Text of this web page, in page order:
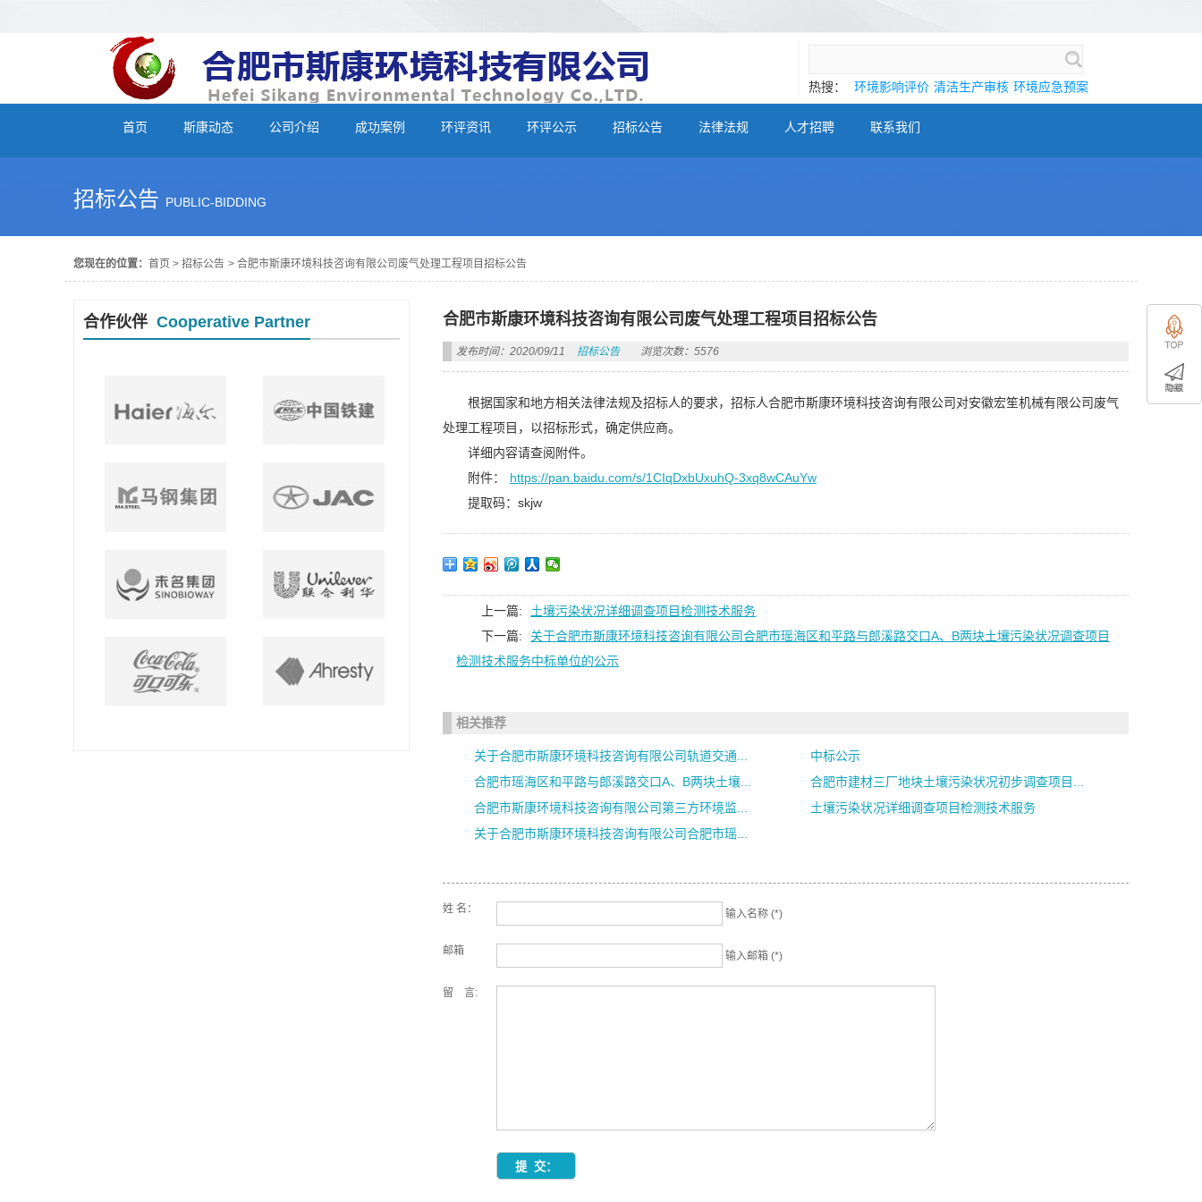
热搜： 环境影响评价 清洁生产审核 环境应急预案
首页 斯康动态 公司介绍 成功案例 环评资讯 环评公示 招标公告 法律法规 人才招聘 联系我们
招标公告 PUBLIC-BIDDING
您现在的位置： 首页 > 招标公告 > 合肥市斯康环境科技咨询有限公司废气处理工程项目招标公告
合作伙伴 Cooperative Partner 合肥市斯康环境科技咨询有限公司废气处理工程项目招标公告
发布时间：2020/09/11 招标公告 浏览次数：5576
根据国家和地方相关法律法规及招标人的要求，招标人合肥市斯康环境科技咨询有限公司对安徽宏笙机械有限公司废气
处理工程项目，以招标形式，确定供应商。
详细内容请查阅附件。
附件：
https://pan.baidu.com/s/1CIqDxbUxuhQ-3xq8wCAuYw
提取码：skjw
上一篇:
土壤污染状况详细调查项目检测技术服务
下一篇:
关于合肥市斯康环境科技咨询有限公司合肥市瑶海区和平路与郎溪路交口A、B两块土壤污染状况调查项目
检测技术服务中标单位的公示
相关推荐
关于合肥市斯康环境科技咨询有限公司轨道交通...
中标公示
合肥市瑶海区和平路与郎溪路交口A、B两块土壤...
合肥市建材三厂地块土壤污染状况初步调查项目...
合肥市斯康环境科技咨询有限公司第三方环境监...
土壤污染状况详细调查项目检测技术服务
关于合肥市斯康环境科技咨询有限公司合肥市瑶...
姓 名： 输入名称 (*)
邮箱 输入邮箱 (*)
留 言: